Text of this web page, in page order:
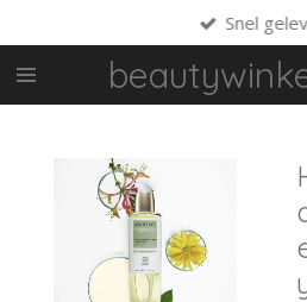
direct
naar
de
Snel